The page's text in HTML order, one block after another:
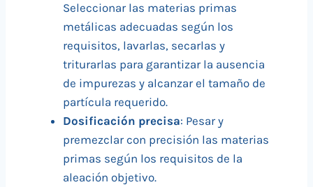
Seleccionar las materias primas
metálicas adecuadas según los
requisitos, lavarlas, secarlas y
triturarlas para garantizar la ausencia
de impurezas y alcanzar el tamaño de
partícula requerido.
Dosificación precisa: Pesar y
premezclar con precisión las materias
primas según los requisitos de la
aleación objetivo.